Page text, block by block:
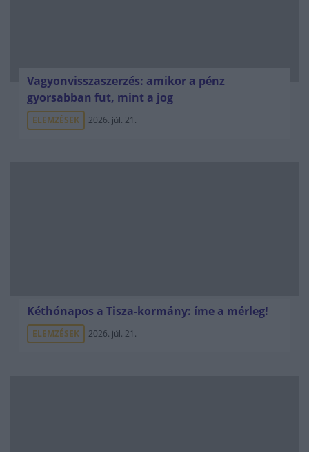
Vagyonvisszaszerzés: amikor a pénz
gyorsabban fut, mint a jog
ELEMZÉSEK 2026. júl. 21.
Kéthónapos a Tisza-kormány: íme a mérleg!
ELEMZÉSEK 2026. júl. 21.